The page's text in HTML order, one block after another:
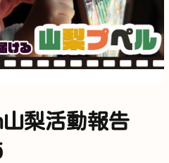
梨活動報告